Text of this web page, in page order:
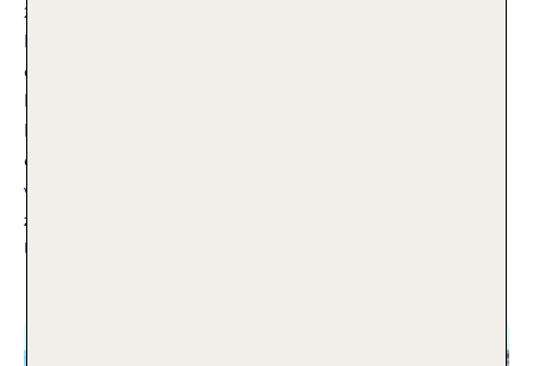
25.03.2026
Du wünscht dir Ruhe und Entspannung im Urlaub? Dann ist
ein Erwachsenenhotel in Ägypten vielleicht genau das
Richtige für dich. Wenn du lieber mehr Abwechslung, stilvolle
Poolmomente und entspannte Beats suchst, findest du hier
ebenfalls passende Empfehlungen. In diesem Artikel
vergleichen wir Top-Erwachsenenhotels in Ägypten und
zeigen dir, welches Hotel am besten zu deinen
Urlaubswünschen passt